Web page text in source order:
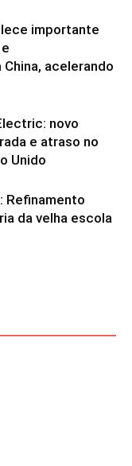
importante
acelerando
novo
e atraso no
Unido
Refinamento
da velha escola